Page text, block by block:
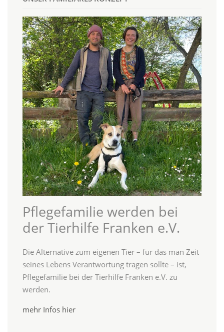
Pflegefamilie werden bei
der Tierhilfe Franken e.V.
Die Alternative zum eigenen Tier – für das man Zeit
seines Lebens Verantwortung tragen sollte – ist,
Pflegefamilie bei der Tierhilfe Franken e.V. zu
werden.
mehr Infos hier